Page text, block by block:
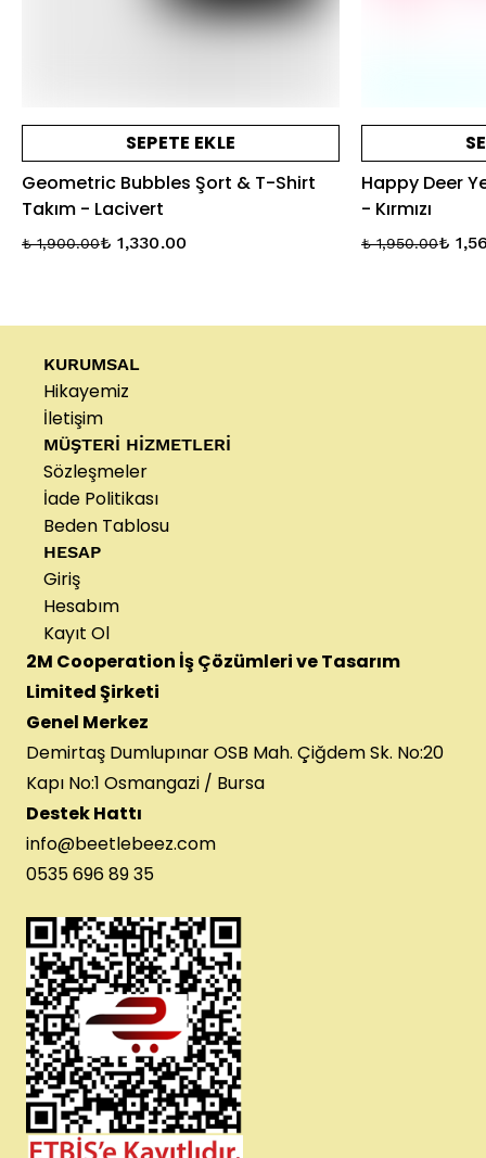
SEPETE EKLE
Geometric Bubbles Şort & T-Shirt
Takım - Lacivert
₺ 1,900.00₺ 1,330.00
Happy Deer
- Kırmızı
₺ 1,950.00₺
KURUMSAL
Hikayemiz
İletişim
MÜŞTERİ HİZMETLERİ
Sözleşmeler
İade Politikası
Beden Tablosu
HESAP
Giriş
Hesabım
Kayıt Ol
2M Cooperation İş Çözümleri ve Tasarım
Limited Şirketi
Genel Merkez
Demirtaş Dumlupınar OSB Mah. Çiğdem Sk. No:20
Kapı No:1 Osmangazi / Bursa
Destek Hattı
info@beetlebeez.com
0535 696 89 35